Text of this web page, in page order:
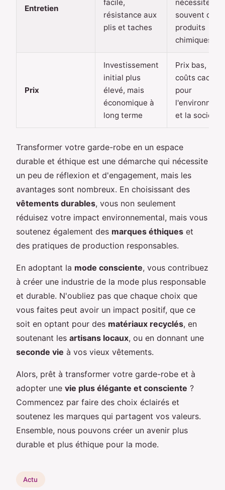
Entretien
facile,
résistance aux
plis et taches
nécessite
souvent des
produits
chimiques
Prix
Investissement
initial plus
élevé, mais
économique à
long terme
Prix bas, mais
coûts cachés
pour
et la société
Transformer votre garde-robe en un espace
durable et éthique est une démarche qui nécessite
un peu de réflexion et d'engagement, mais les
avantages sont nombreux. En choisissant des
vêtements durables, vous non seulement
réduisez votre impact environnemental, mais vous
soutenez également des marques éthiques et
des pratiques de production responsables.
En adoptant la mode consciente, vous contribuez
à créer une industrie de la mode plus responsable
et durable. N'oubliez pas que chaque choix que
vous faites peut avoir un impact positif, que ce
soit en optant pour des matériaux recyclés, en
soutenant les artisans locaux, ou en donnant une
seconde vie à vos vieux vêtements.
Alors, prêt à transformer votre garde-robe et à
adopter une vie plus élégante et consciente ?
Commencez par faire des choix éclairés et
soutenez les marques qui partagent vos valeurs.
Ensemble, nous pouvons créer un avenir plus
durable et plus éthique pour la mode.
Actu